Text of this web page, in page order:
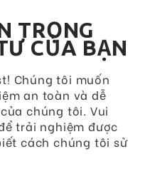
TRỌNG
CỦA BẠN
Chúng tôi muốn
an toàn và dễ
chúng tôi. Vui
trải nghiệm được
cách chúng tôi sử